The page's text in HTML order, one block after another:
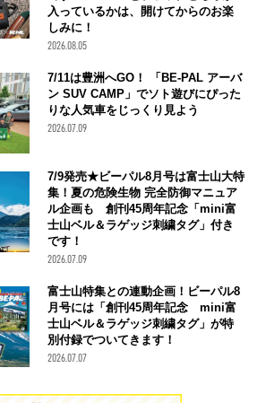
入っているかは、開けてからのお楽
しみに！
2026.08.05
7/11は豊洲へGO！ 「BE-PAL アーバ
ン SUV CAMP」でソト遊びにぴった
りな人気車をじっくり見よう
2026.07.09
7/9発売★ビーパル8月号は富士山大特
集！夏の危険生物 完全防御マニュア
ル企画も 創刊45周年記念「mini富
士山ベル＆ラゲッジ刺繍タグ」付き
です！
2026.07.09
富士山特集との連動企画！ビーパル8
月号には「創刊45周年記念 mini富
士山ベル＆ラゲッジ刺繍タグ」が特
別付録でついてきます！
2026.07.07